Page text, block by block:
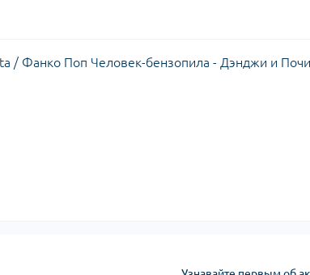
/ Фанко Поп Человек-бензопила - Дэнджи и